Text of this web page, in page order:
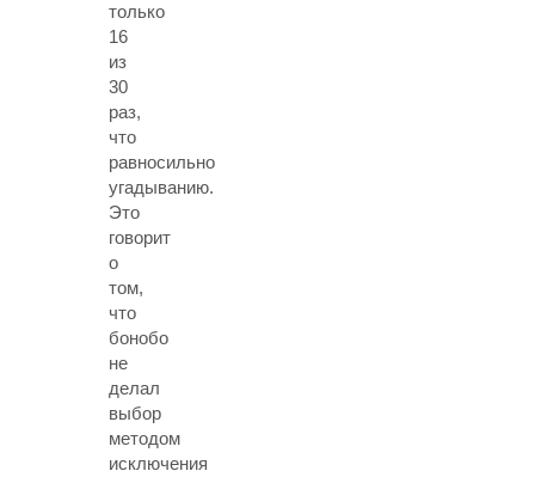
только
16
из
30
раз,
что
равносильно
угадыванию.
Это
говорит
о
том,
что
бонобо
не
делал
выбор
методом
исключения